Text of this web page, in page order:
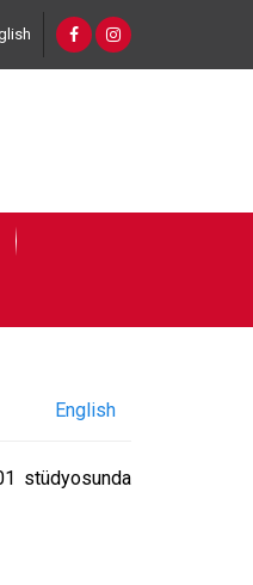
English
stüdyosunda